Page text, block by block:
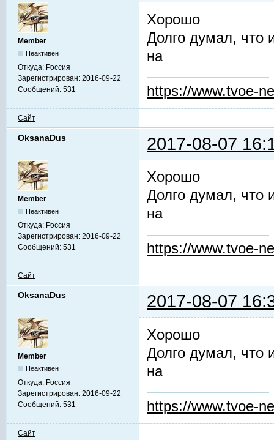
Member
Неактивен
Откуда: Россия
Зарегистрирован: 2016-09-22
Сообщений: 531
Хорошо
Долго думал, что
на
https://www.tvoe-
Сайт
OksanaDus 2017-08-07
Member
Неактивен
Откуда: Россия
Зарегистрирован: 2016-09-22
Сообщений: 531
Хорошо
Долго думал, что
на
https://www.tvoe-
Сайт
OksanaDus 2017-08-07
Member
Неактивен
Откуда: Россия
Зарегистрирован: 2016-09-22
Сообщений: 531
Хорошо
Долго думал, что
на
https://www.tvoe-
Сайт